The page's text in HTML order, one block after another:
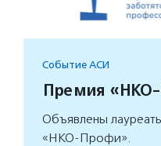
Событие АСИ
Премия
Объявлены
«НКО-Профи».